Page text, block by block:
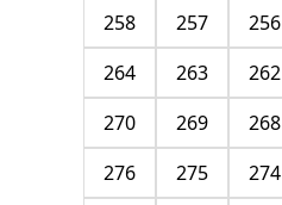
256
257
258
262
263
264
268
269
270
274
275
276